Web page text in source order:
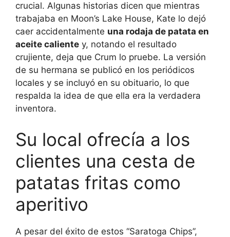
crucial. Algunas historias dicen que mientras
trabajaba en Moon’s Lake House, Kate lo dejó
caer accidentalmente una rodaja de patata en
aceite caliente y, notando el resultado
crujiente, deja que Crum lo pruebe. La versión
de su hermana se publicó en los periódicos
locales y se incluyó en su obituario, lo que
respalda la idea de que ella era la verdadera
inventora.
Su local ofrecía a los
clientes una cesta de
patatas fritas como
aperitivo
A pesar del éxito de estos “Saratoga Chips”,